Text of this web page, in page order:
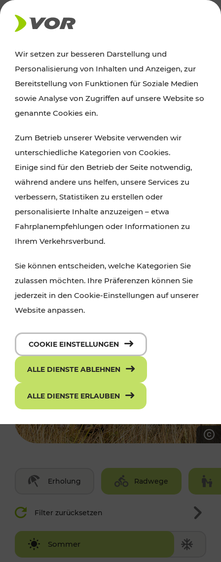
AKTUELLES
Ausflugstipps
Wien, Niederösterreich und das Burgenland
Wanderungen, Kultur und Gastronomie,
Radtouren oder purer Naturgenuss – viele
Attraktionen sind mit den Ticket- und Fahrplan-
Angeboten des VOR gut und schnell erreichbar.
Erholung Radwege
Filter zurücksetzen
Sommer
Winter
Wir setzen zur besseren Darstellung und
Personalisierung von Inhalten und Anzeigen, zur
Bereitstellung von Funktionen für Soziale Medien
sowie Analyse von Zugriffen auf unsere Website so
genannte Cookies ein.
Zum Betrieb unserer Website verwenden wir
unterschiedliche Kategorien von Cookies.
Einige sind für den Betrieb der Seite notwendig,
während andere uns helfen, unsere Services zu
verbessern, Statistiken zu erstellen oder
personalisierte Inhalte anzuzeigen – etwa
Fahrplanempfehlungen oder Informationen zu
Ihrem Verkehrsverbund.
Sie können entscheiden, welche Kategorien Sie
zulassen möchten. Ihre Präferenzen können Sie
jederzeit in den Cookie-Einstellungen auf unserer
Website anpassen.
COOKIE EINSTELLUNGEN
ALLE DIENSTE ABLEHNEN
ALLE DIENSTE ERLAUBEN